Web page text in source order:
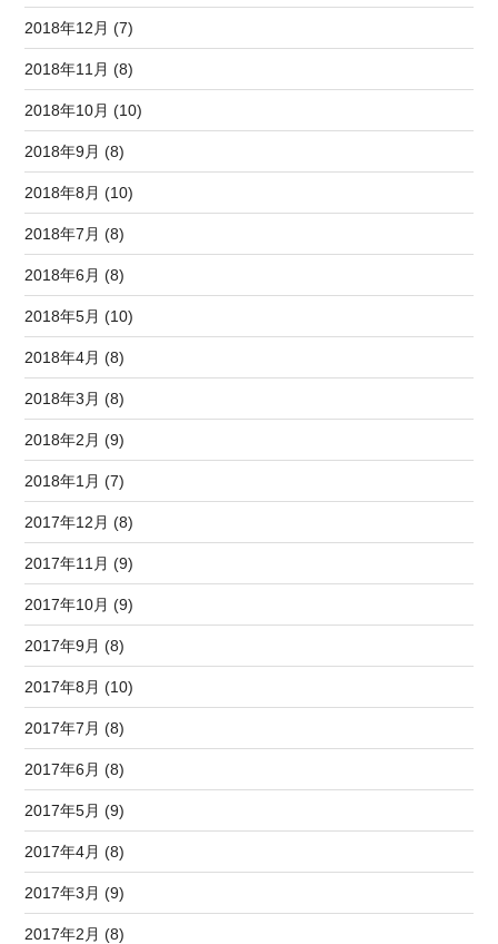
2018年12月 (7)
2018年11月 (8)
2018年10月 (10)
2018年9月 (8)
2018年8月 (10)
2018年7月 (8)
2018年6月 (8)
2018年5月 (10)
2018年4月 (8)
2018年3月 (8)
2018年2月 (9)
2018年1月 (7)
2017年12月 (8)
2017年11月 (9)
2017年10月 (9)
2017年9月 (8)
2017年8月 (10)
2017年7月 (8)
2017年6月 (8)
2017年5月 (9)
2017年4月 (8)
2017年3月 (9)
2017年2月 (8)